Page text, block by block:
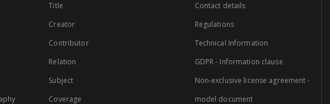
Title
Creator
Contributor
Relation
Subject
Coverage
Contact details
Regulations
Technical Information
GDPR - Information clause
Non-exclusive license agreement -
model document